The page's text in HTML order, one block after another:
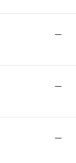
—
—
—